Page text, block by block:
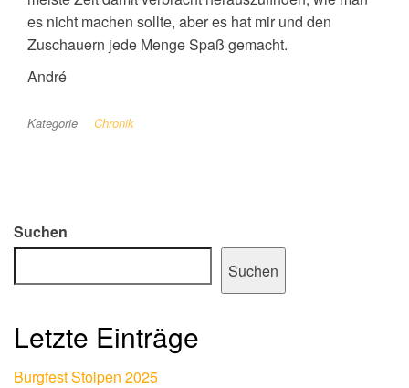
es nicht machen sollte, aber es hat mir und den
Zuschauern jede Menge Spaß gemacht.
André
Kategorie Chronik
Suchen
Suchen
Letzte Einträge
Burgfest Stolpen 2025